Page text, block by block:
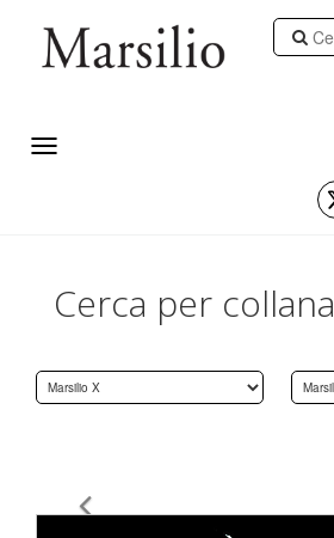
Cerca per collana